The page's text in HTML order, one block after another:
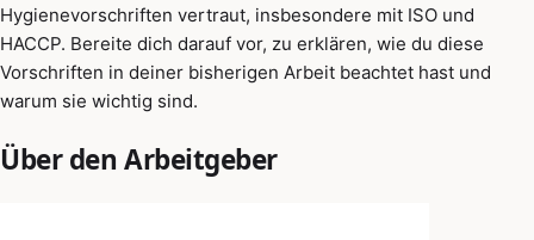
Hygienevorschriften vertraut, insbesondere mit ISO und
HACCP. Bereite dich darauf vor, zu erklären, wie du diese
Vorschriften in deiner bisherigen Arbeit beachtet hast und
warum sie wichtig sind.
Über den Arbeitgeber